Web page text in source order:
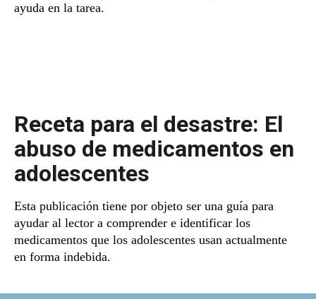
ayuda en la tarea.
Receta para el desastre: El
abuso de medicamentos en
adolescentes
Esta publicación tiene por objeto ser una guía para
ayudar al lector a comprender e identificar los
medicamentos que los adolescentes usan actualmente
en forma indebida.